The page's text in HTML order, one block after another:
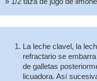
La leche clavel, la
refractario se
de galletas
licuadora. Así